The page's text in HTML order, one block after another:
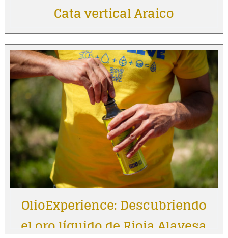
Cata vertical Araico
OlioExperience: Descubriendo
el oro líquido de Rioja Alavesa